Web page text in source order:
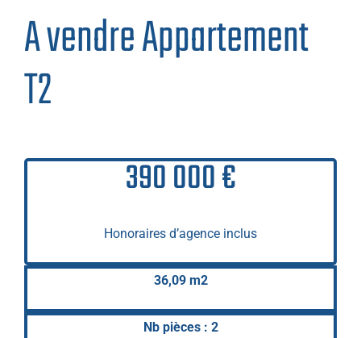
A vendre Appartement
T2
390 000 €
Honoraires d’agence inclus
36,09 m2
Nb pièces : 2